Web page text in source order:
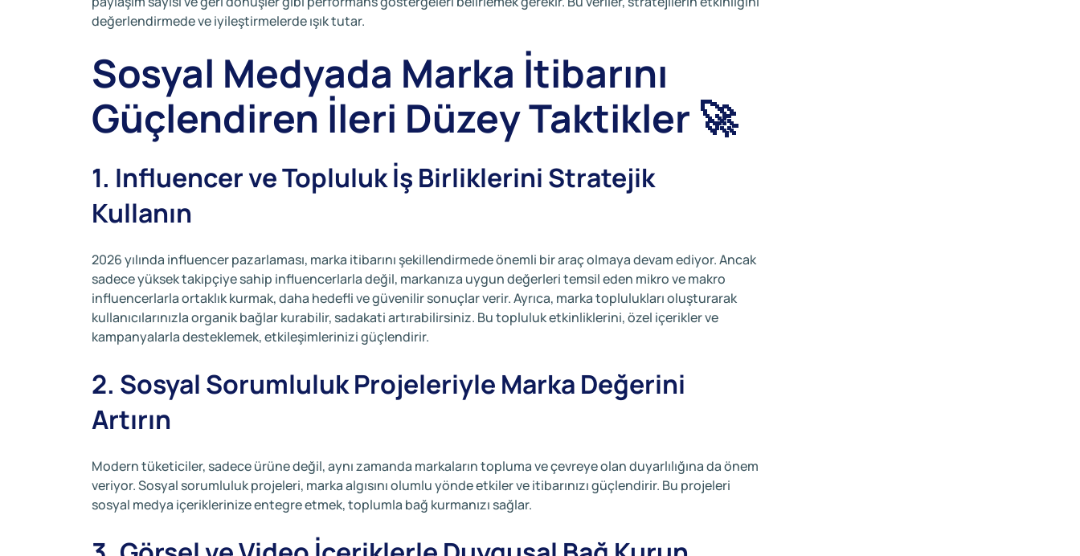
değerlendirmede ve iyileştirmelerde ışık tutar.
Sosyal Medyada Marka İtibarını
Güçlendiren İleri Düzey Taktikler 🚀
1. Influencer ve Topluluk İş Birliklerini Stratejik
Kullanın
2026 yılında influencer pazarlaması, marka itibarını şekillendirmede önemli bir araç olmaya devam ediyor. Ancak
sadece yüksek takipçiye sahip influencerlarla değil, markanıza uygun değerleri temsil eden mikro ve makro
influencerlarla ortaklık kurmak, daha hedefli ve güvenilir sonuçlar verir. Ayrıca, marka toplulukları oluşturarak
kullanıcılarınızla organik bağlar kurabilir, sadakati artırabilirsiniz. Bu topluluk etkinliklerini, özel içerikler ve
kampanyalarla desteklemek, etkileşimlerinizi güçlendirir.
2. Sosyal Sorumluluk Projeleriyle Marka Değerini
Artırın
Modern tüketiciler, sadece ürüne değil, aynı zamanda markaların topluma ve çevreye olan duyarlılığına da önem
veriyor. Sosyal sorumluluk projeleri, marka algısını olumlu yönde etkiler ve itibarınızı güçlendirir. Bu projeleri
sosyal medya içeriklerinize entegre etmek, toplumla bağ kurmanızı sağlar.